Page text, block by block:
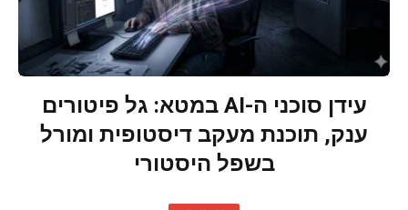
עידן סוכני ה-AI במטא: גל פיטורים
ענק, תוכנת מעקב דיסטופית ומורל
בשפל היסטורי